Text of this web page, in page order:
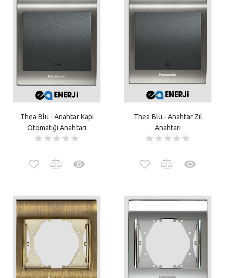
Thea Blu - Anahtar Kapı
Otomatiği Anahtarı
Thea Blu - Anahtar Zil
Anahtarı